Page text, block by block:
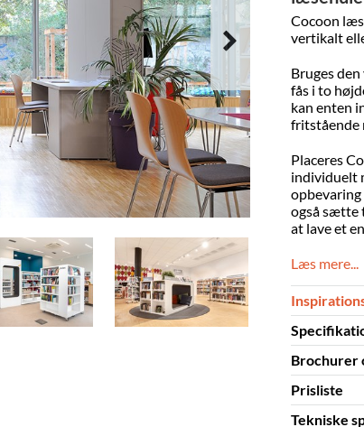
Cocoon
vertikalt
Bruges
fås i to
kan enten
fritstående
Placeres
individuelt
opbevaring
også sætte
at lave et
Læs mere...
Skal
Materiale
Brochurer
Brochurer
Prisliste
Tekniske